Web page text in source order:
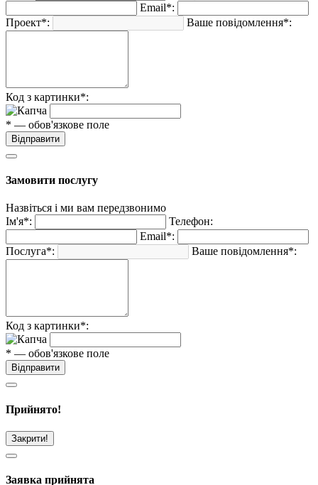
Email*:
Проект*:
Ваше повідомлення*:
Код з картинки*:
* — обов'язкове поле
Відправити
Замовити послугу
Назвіться і ми вам передзвонимо
Ім'я*:
Телефон:
Email*:
Послуга*:
Ваше повідомлення*:
Код з картинки*:
* — обов'язкове поле
Відправити
Прийнято!
Закрити!
Заявка прийнята